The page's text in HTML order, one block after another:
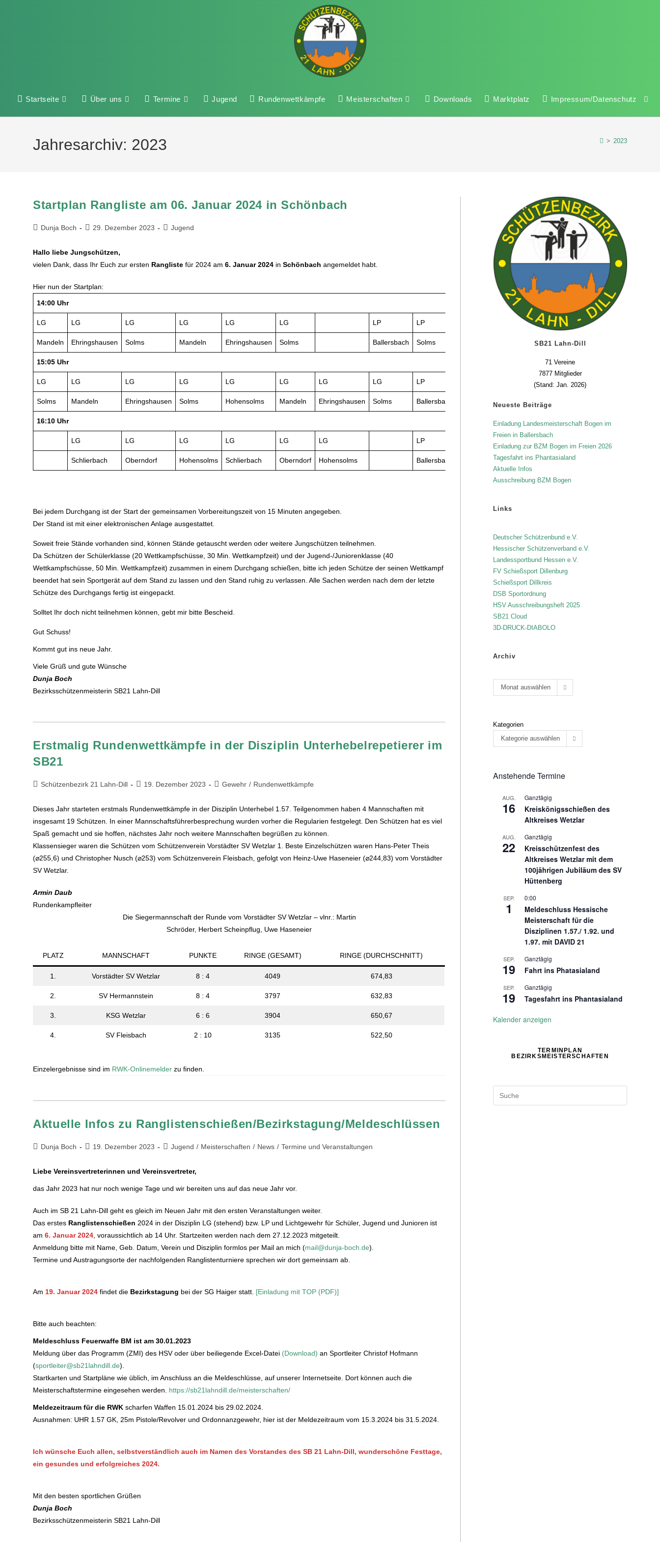
Startseite Über uns Termine Jugend Rundenwettkämpfe Meisterschaften Downloads Marktplatz Impressum/Datenschutz
Jahresarchiv: 2023 > 2023
Startplan Rangliste am 06. Januar 2024 in Schönbach
Dunja Boch 29. Dezember 2023 Jugend
Hallo liebe Jungschützen,
vielen Dank, dass Ihr Euch zur ersten Rangliste für 2024 am6. Januar 2024 inSchönbach angemeldet habt.
Hier nun der Startplan:
14:00 Uhr
LG LG LG LG LG LG LP LP
Mandeln Ehringshausen Solms Mandeln Ehringshausen Solms Ballersbach Solms
15:05 Uhr
LG LG LG LG LG LG LG LG LP
Solms Mandeln Ehringshausen Solms Hohensolms Mandeln Ehringshausen Solms Ballersbach Ballersbach
16:10 Uhr
LG LG LG LG LG LG LP
Schlierbach Oberndorf Hohensolms Schlierbach Oberndorf Hohensolms Ballersbach Ballersbach
Bei jedem Durchgang ist der Start der gemeinsamen Vorbereitungszeit von 15 Minuten angegeben.
Der Stand ist mit einer elektronischen Anlage ausgestattet.
Soweit freie Stände vorhanden sind, können Stände getauscht werden oder weitere Jungschützen teilnehmen.
Da Schützen der Schülerklasse (20 Wettkampfschüsse, 30 Min. Wettkampfzeit) und der Jugend-/Juniorenklasse (40
Wettkampfschüsse, 50 Min. Wettkampfzeit) zusammen in einem Durchgang schießen, bitte ich jeden Schütze der seinen Wettkampf
beendet hat sein Sportgerät auf dem Stand zu lassen und den Stand ruhig zu verlassen. Alle Sachen werden nach dem der letzte
Schütze des Durchgangs fertig ist eingepackt.
Solltet Ihr doch nicht teilnehmen können, gebt mir bitte Bescheid.
Gut Schuss!
Kommt gut ins neue Jahr.
Viele Grüß und gute Wünsche
Dunja Boch
Bezirksschützenmeisterin SB21 Lahn-Dill
Erstmalig Rundenwettkämpfe in der Disziplin Unterhebelrepetierer im
SB21
Schützenbezirk 21 Lahn-Dill 19. Dezember 2023 Gewehr / Rundenwettkämpfe
Dieses Jahr starteten erstmals Rundenwettkämpfe in der Disziplin Unterhebel 1.57. Teilgenommen haben 4 Mannschaften mit
insgesamt 19 Schützen. In einer Mannschaftsführerbesprechung wurden vorher die Regularien festgelegt. Den Schützen hat es viel
Spaß gemacht und sie hoffen, nächstes Jahr noch weitere Mannschaften begrüßen zu können.
Klassensieger waren die Schützen vom Schützenverein Vorstädter SV Wetzlar 1. Beste Einzelschützen waren Hans-Peter Theis
(⌀255,6) und Christopher Nusch (⌀253) vom Schützenverein Fleisbach, gefolgt von Heinz-Uwe Haseneier (⌀244,83) vom Vorstädter
SV Wetzlar.
Armin Daub
Rundenkampfleiter
Die Siegermannschaft der Runde vom Vorstädter SV Wetzlar – vlnr.: Martin
Schröder, Herbert Scheinpflug, Uwe Haseneier
PLATZ MANNSCHAFT PUNKTE RINGE (GESAMT) RINGE (DURCHSCHNITT)
1. Vorstädter SV Wetzlar 8 : 4 4049 674,83
2. SV Hermannstein 8 : 4 3797 632,83
3. KSG Wetzlar 6 : 6 3904 650,67
4. SV Fleisbach 2 : 10 3135 522,50
Einzelergebnisse sind im RWK-Onlinemelder zu finden.
Aktuelle Infos zu Ranglistenschießen/Bezirkstagung/Meldeschlüssen
Dunja Boch 19. Dezember 2023 Jugend / Meisterschaften / News / Termine und Veranstaltungen
Liebe Vereinsvertreterinnen und Vereinsvertreter,
das Jahr 2023 hat nur noch wenige Tage und wir bereiten uns auf das neue Jahr vor.
Auch im SB 21 Lahn-Dill geht es gleich im Neuen Jahr mit den ersten Veranstaltungen weiter.
Das erstes Ranglistenschießen2024 in der Disziplin LG (stehend) bzw. LP und Lichtgewehr für Schüler, Jugend und Junioren ist
am 6. Januar 2024, voraussichtlich ab 14 Uhr. Startzeiten werden nach dem 27.12.2023 mitgeteilt.
Anmeldung bitte mit Name, Geb. Datum, Verein und Disziplin formlos per Mail an mich (mail@dunja-boch.de).
Termine und Austragungsorte der nachfolgenden Ranglistenturniere sprechen wir dort gemeinsam ab.
Am19. Januar 2024 findet die Bezirkstagung bei der SG Haiger statt. [Einladung mit TOP (PDF)]
Bitte auch beachten:
Meldeschluss Feuerwaffe BM ist am 30.01.2023
Meldung über das Programm (ZMI) des HSV oder über beiliegende Excel-Datei (Download) an Sportleiter Christof Hofmann
(sportleiter@sb21lahndill.de).
Startkarten und Startpläne wie üblich, im Anschluss an die Meldeschlüsse, auf unserer Internetseite. Dort können auch die
Meisterschaftstermine eingesehen werden. https://sb21lahndill.de/meisterschaften/
Meldezeitraum für die RWKscharfen Waffen 15.01.2024 bis 29.02.2024.
Ausnahmen: UHR 1.57 GK, 25m Pistole/Revolver und Ordonnanzgewehr, hier ist der Meldezeitraum vom 15.3.2024 bis 31.5.2024.
Ich wünsche Euch allen, selbstverständlich auch im Namen des Vorstandes des SB 21 Lahn-Dill, wunderschöne Festtage,
ein gesundes und erfolgreiches 2024.
Mit den besten sportlichen Grüßen
Dunja Boch
Bezirksschützenmeisterin SB21 Lahn-Dill
SB21 Lahn-Dill
71 Vereine
7877 Mitglieder
(Stand: Jan. 2026)
Neueste Beiträge
Einladung Landesmeisterschaft Bogen im
Freien in Ballersbach
Einladung zur BZM Bogen im Freien 2026
Tagesfahrt ins Phantasialand
Aktuelle Infos
Ausschreibung BZM Bogen
Links
Deutscher Schützenbund e.V.
Hessischer Schützenverband e.V.
Landessportbund Hessen e.V.
FV Schießsport Dillenburg
Schießsport Dillkreis
DSB Sportordnung
HSV Ausschreibungsheft 2025
SB21 Cloud
3D-DRUCK-DIABOLO
Archiv
Monat auswählen
Kategorien
Kategorie auswählen
Anstehende Termine
AUG.
16
Ganztägig
Kreiskönigsschießen des
Altkreises Wetzlar
AUG.
22
Ganztägig
Kreisschützenfest des
Altkreises Wetzlar mit dem
100jährigen Jubiläum des SV
Hüttenberg
SEP.
1
0:00
Meldeschluss Hessische
Meisterschaft für die
Disziplinen 1.57./ 1.92. und
1.97. mit DAVID 21
SEP.
19
Ganztägig
Fahrt ins Phatasialand
SEP.
19
Ganztägig
Tagesfahrt ins Phantasialand
Kalender anzeigen
TERMINPLAN
BEZIRKSMEISTERSCHAFTEN